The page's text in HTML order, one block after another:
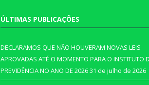
ÚLTIMAS PUBLICAÇÕES
DECLARAMOS QUE NÃO HOUVERAM NOVAS LEIS
APROVADAS ATÉ O MOMENTO PARA O INSTITUTO
PREVIDÊNCIA NO ANO DE 202631 de julho de 2026